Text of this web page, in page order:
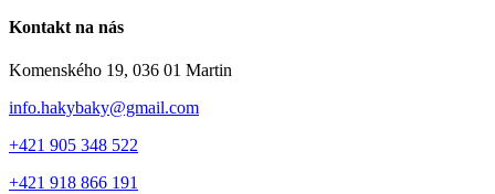
Kontakt na nás
Komenského 19, 036 01 Martin
info.hakybaky@gmail.com
+421 905 348 522
+421 918 866 191